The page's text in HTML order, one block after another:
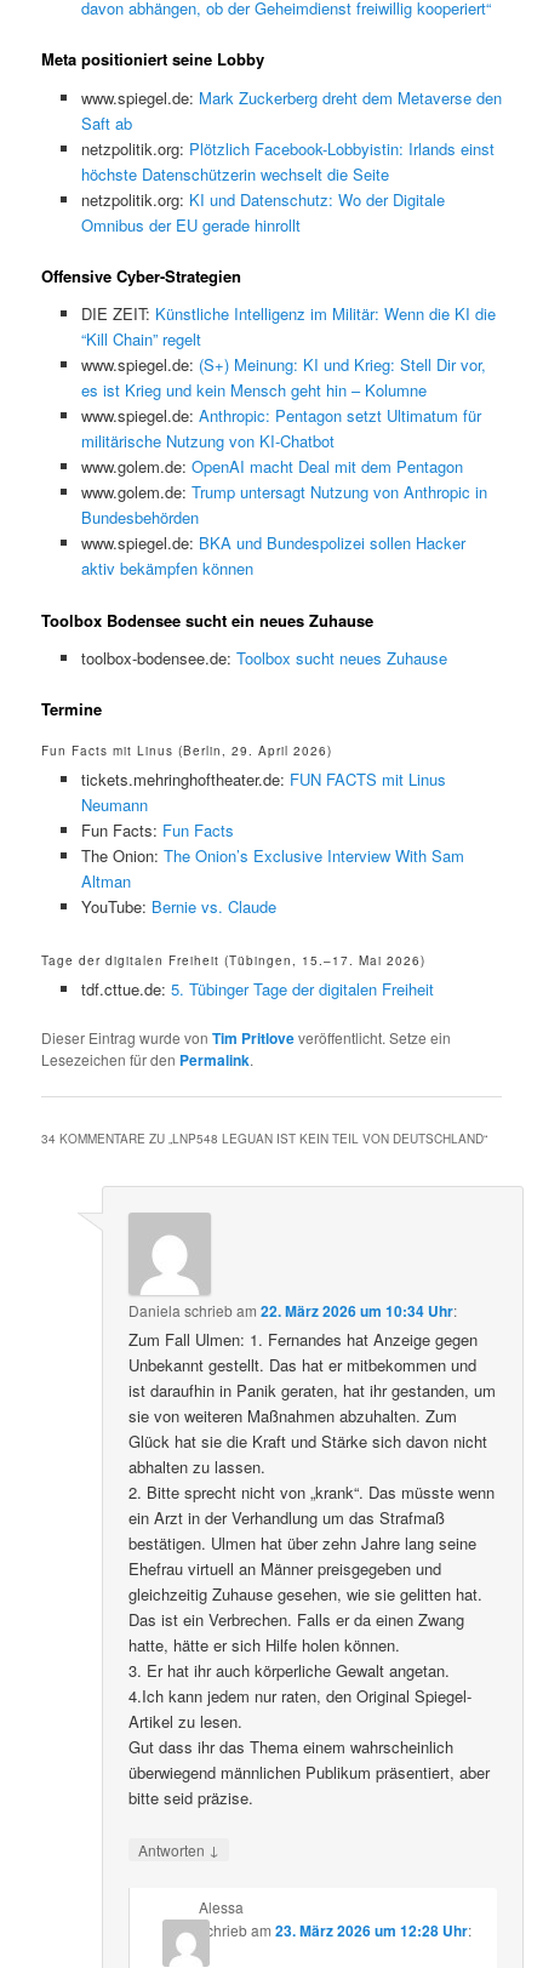
davon abhängen, ob der Geheimdienst freiwillig kooperiert“
Meta positioniert seine Lobby
www.spiegel.de: Mark Zuckerberg dreht dem Metaverse den
Saft ab
netzpolitik.org: Plötzlich Facebook-Lobbyistin: Irlands einst
höchste Datenschützerin wechselt die Seite
netzpolitik.org: KI und Datenschutz: Wo der Digitale
Omnibus der EU gerade hinrollt
Offensive Cyber-Strategien
DIE ZEIT: Künstliche Intelligenz im Militär: Wenn die KI die
“Kill Chain” regelt
www.spiegel.de: (S+) Meinung: KI und Krieg: Stell Dir vor,
es ist Krieg und kein Mensch geht hin – Kolumne
www.spiegel.de: Anthropic: Pentagon setzt Ultimatum für
militärische Nutzung von KI-Chatbot
www.golem.de: OpenAI macht Deal mit dem Pentagon
www.golem.de: Trump untersagt Nutzung von Anthropic in
Bundesbehörden
www.spiegel.de: BKA und Bundespolizei sollen Hacker
aktiv bekämpfen können
Toolbox Bodensee sucht ein neues Zuhause
toolbox-bodensee.de: Toolbox sucht neues Zuhause
Termine
Fun Facts mit Linus (Berlin, 29. April 2026)
tickets.mehringhoftheater.de: FUN FACTS mit Linus
Neumann
Fun Facts: Fun Facts
The Onion: The Onion’s Exclusive Interview With Sam
Altman
YouTube: Bernie vs. Claude
Tage der digitalen Freiheit (Tübingen, 15.–17. Mai 2026)
tdf.cttue.de: 5. Tübinger Tage der digitalen Freiheit
Dieser Eintrag wurde vonTim Pritloveveröffentlicht. Setze ein
Lesezeichen für den Permalink.
34 KOMMENTARE ZU „LNP548 LEGUAN IST KEIN TEIL VON DEUTSCHLAND“
Daniela schriebam22. März 2026 um 10:34 Uhr:
Zum Fall Ulmen: 1. Fernandes hat Anzeige gegen
Unbekannt gestellt. Das hat er mitbekommen und
ist daraufhin in Panik geraten, hat ihr gestanden, um
sie von weiteren Maßnahmen abzuhalten. Zum
Glück hat sie die Kraft und Stärke sich davon nicht
abhalten zu lassen.
2. Bitte sprecht nicht von „krank“. Das müsste wenn
ein Arzt in der Verhandlung um das Strafmaß
bestätigen. Ulmen hat über zehn Jahre lang seine
Ehefrau virtuell an Männer preisgegeben und
gleichzeitig Zuhause gesehen, wie sie gelitten hat.
Das ist ein Verbrechen. Falls er da einen Zwang
hatte, hätte er sich Hilfe holen können.
3. Er hat ihr auch körperliche Gewalt angetan.
4.Ich kann jedem nur raten, den Original Spiegel-
Artikel zu lesen.
Gut dass ihr das Thema einem wahrscheinlich
überwiegend männlichen Publikum präsentiert, aber
bitte seid präzise.
Antworten ↓
Alessa
schriebam 23. März 2026 um 12:28 Uhr: